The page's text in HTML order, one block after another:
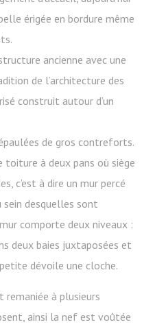
érigée en bordure même
ancienne avec une
de l’architecture des
construit autour d’un
de gros contreforts.
toiture à deux pans où siège
c’est à dire un mur percé
sein desquelles sont
comporte deux niveaux :
deux baies juxtaposées et
dévoile une cloche.
à plusieurs
ainsi la nef est voûtée